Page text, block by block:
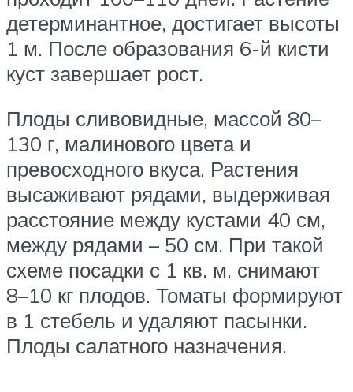
детерминантное, достигает высоты
1 м. После образования 6-й кисти
куст завершает рост.
Плоды сливовидные, массой 80–
130 г, малинового цвета и
превосходного вкуса. Растения
высаживают рядами, выдерживая
расстояние между кустами 40 см,
между рядами – 50 см. При такой
схеме посадки с 1 кв. м. снимают
8–10 кг плодов. Томаты формируют
в 1 стебель и удаляют пасынки.
Плоды салатного назначения.